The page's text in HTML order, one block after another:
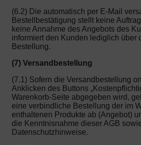
(6.2) Die automatisch per E-Mail
Bestellbestätigung stellt keine
keine Annahme des Angebots des
informiert den Kunden lediglich über
Bestellung.
(7) Versandbestellung
(7.1) Sofern die Versandbestellung
Anklicken des Buttons
Warenkorb-Seite abgegeben wird,
eine verbindliche Bestellung der im
enthaltenen Produkte ab (Angebot)
die Kenntnisnahme dieser AGB
Datenschutzhinweise.